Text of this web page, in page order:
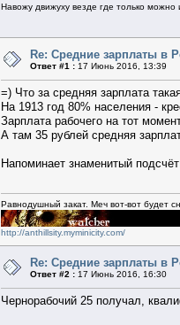
Навожу движуху везде где только можно
Re: Средние зарплаты в
Ответ #1 : 17 Июнь 2016, 13:39
=) Что за средняя зарплата
На 1913 год 80% населения -
Зарплата рабочего на тот
А там 35 рублей средняя
Напоминает знаменитый
Равнодушный закат. Меч вот-вот будет
http://anthillsity.myminicity.com/
Re: Средние зарплаты в
Ответ #2 : 17 Июнь 2016, 16:30
Чернорабочий 25 получал,